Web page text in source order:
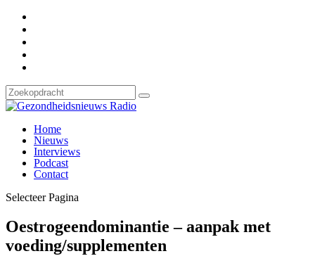
Home
Nieuws
Interviews
Podcast
Contact
Selecteer Pagina
Oestrogeendominantie – aanpak met
voeding/supplementen